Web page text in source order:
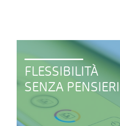
FLESSIBILITÀ
SENZA PENSIERI